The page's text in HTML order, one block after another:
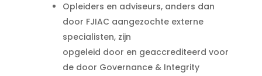
Opleiders en adviseurs, anders dan
door FJIAC aangezochte externe
specialisten, zijn
opgeleid door en geaccrediteerd voor
de door Governance & Integrity